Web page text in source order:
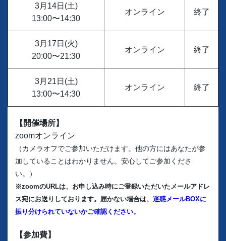
3月14日(土)
13:00〜14:30
オンライン 終了
3月17日(火)
20:00〜21:30
オンライン 終了
3月21日(土)
13:00〜14:30
オンライン 終了
【開催場所】
zoomオンライン
（カメラオフでご参加いただけます。他の方にはあなたが参
加していることはわかりません。安心してご参加くださ
い。）
※zoomのURLは、お申し込み時にご登録いただいたメールアドレ
ス宛にお送りしております。届かない場合は、 迷惑メールBOXに
振り分けられていないかご確認ください。
【参加費】